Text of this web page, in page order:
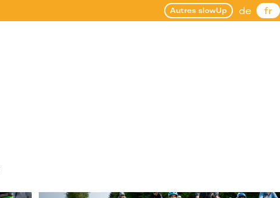
Autres slowUp de fr